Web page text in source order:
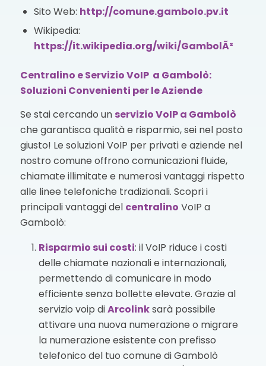
Sito Web: http://comune.gambolo.pv.it
Wikipedia:
https://it.wikipedia.org/wiki/GambolÃ²
Centralino e Servizio VoIP a Gambolò:
Soluzioni Convenienti per le Aziende
Se stai cercando un servizio VoIPa Gambolò
che garantisca qualità e risparmio, sei nel posto
giusto! Le soluzioni VoIP per privati e aziende nel
nostro comune offrono comunicazioni fluide,
chiamate illimitate e numerosi vantaggi rispetto
alle linee telefoniche tradizionali. Scopri i
principali vantaggi del centralino VoIP a
Gambolò:
Risparmio sui costi: il VoIP riduce i costi
delle chiamate nazionali e internazionali,
permettendo di comunicare in modo
efficiente senza bollette elevate. Grazie al
servizio voip diArcolinksarà possibile
attivare una nuova numerazione o migrare
la numerazione esistente con prefisso
telefonico del tuo comune di Gambolò